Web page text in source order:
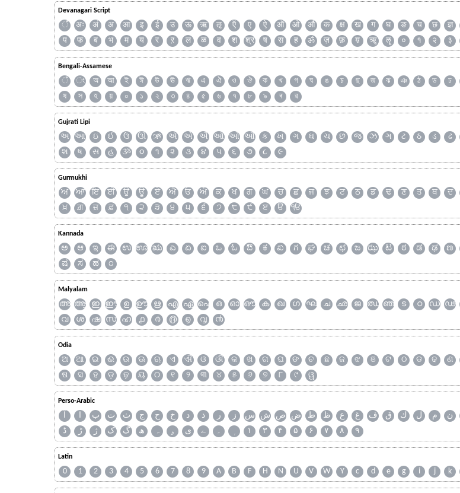
Devanagari Script
ँ अः अं अ आ इ ई उ ऊ ऋ ऌ ऍ ए ऐ ऑ ओ औ क क्ष ख ग घ ङ च छ ज्ञ
प
फ ब भ म य र ऱ ल ळ व श श्र ष स ह ॐ ज़ फ़ य़ ॠ ॡ ० १ २ ३
Bengali-Assamese
ঁ ং অ আ ই ঈ উ ঊ ঋ এ ঐ ও ঔ ক খ গ ঘ ঙ চ ছ জ ঝ ঞ ঠ ড ঢ
ষ
স হ য় ০ ১ ২ ৩ ৪ ৫ ৬ ৭ ৮ ৯ ৰ ৱ
Gujrati Lipi
અ આ ઇ ઈ ઉ ઊ ઋ ઍ એ ઐ ઑ ઓ ઔ ક ખ ગ ઘ ચ છ જ ઝ ઞ ટ ઠ ડ ઢ
શ
ષ સ હ ૐ ૦ ૧ ૨ ૩ ૪ ૫ ૬ ૭ ૮ ૯
Gurmukhi
ਅ ਆ ਇ ਈ ਉ ਊ ਏ ਐ ਓ ਔ ਕ ਖ ਗ ਘ ਚ ਛ ਜ ਝ ਟ ਠ ਡ ਢ ਣ ਤ ਥ ਦ
ਖ਼
ਗ਼ ਜ਼ ਫ਼ ੧ ੨ ੩ ੪ ੫ ੬ ੭ ੮ ੯ ੲ ੳ ੴ
Kannada
ಅ ಆ ಇ ಈ ಉ ಊ ಋ ಎ ಏ ಐ ಒ ಓ ಔ ಕ ಖ ಗ ಘ ಚ ಛ ಜ ಝ ಟ ಠ ಡ ಢ ಣ
ಷ
ಸ ಹ ೧
Malyalam
അ ആ ഇ ഈ ഉ ഊ ഋ എ ഏ ഐ ഒ ഓ ഔ ക ഖ ഗ ഘ ച ഛ ജ ഝ ഞ ട ഠ ഡ ഢ
വ
ശ ഷ സ ഹ ൧ ൪ ൫ ൭ ൮ ൯
Odia
ଅ ଆ ଇ ଈ ଉ ଊ ଋ ଏ ଐ ଓ ଔ କ ଖ ଗ ଘ ଙ ଚ ଛ ଜ ଝ ଞ ଟ ଠ ଡ ଢ ଣ
ଷ
ସ ହ ଡ଼ ଢ଼ ୟ ୦ ୧ ୨ ୩ ୪ ୫ ୬ ୭ ୮ ୯ ୱ
Perso-Arabic
آ ا ب ت ث ج ح خ د ذ ر ز س ش ص ض ط ظ ع غ ف ق ك ل م ن
ڈ
ڑ ژ ک گ ھ ہ ۄ ی ے ۔ ۱ ۳ ۴ ۵ ۶ ۷ ۸ ۹
Latin
0 1 2 3 4 5 6 7 8 9 A B F H N U V W Y c d e g i j k